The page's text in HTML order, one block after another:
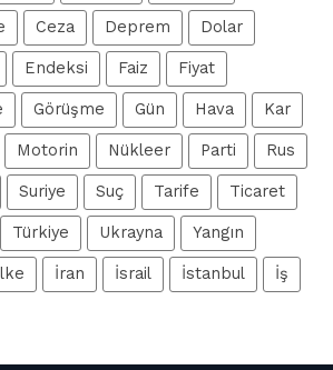
Ceza Deprem Dolar
Endeksi Faiz Fiyat
Görüşme Gün Hava Kar
Motorin Nükleer Parti Rus
Suriye Suç Tarife Ticaret
Türkiye Ukrayna Yangın
İran İsrail İstanbul İş